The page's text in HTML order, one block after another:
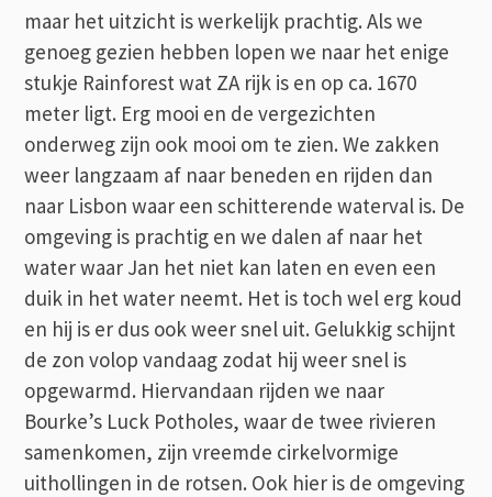
maar het uitzicht is werkelijk prachtig. Als we
genoeg gezien hebben lopen we naar het enige
stukje Rainforest wat ZA rijk is en op ca. 1670
meter ligt. Erg mooi en de vergezichten
onderweg zijn ook mooi om te zien. We zakken
weer langzaam af naar beneden en rijden dan
naar Lisbon waar een schitterende waterval is. De
omgeving is prachtig en we dalen af naar het
water waar Jan het niet kan laten en even een
duik in het water neemt. Het is toch wel erg koud
en hij is er dus ook weer snel uit. Gelukkig schijnt
de zon volop vandaag zodat hij weer snel is
opgewarmd. Hiervandaan rijden we naar
Bourke’s Luck Potholes, waar de twee rivieren
samenkomen, zijn vreemde cirkelvormige
uithollingen in de rotsen. Ook hier is de omgeving